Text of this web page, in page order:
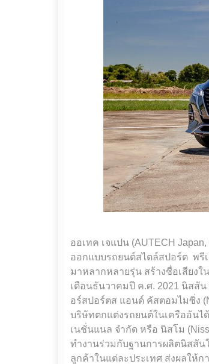
ออเทค เจแปน (AUTECH
ออกแบบรถยนต์สไตล์สปอร์ต พรี
มาหลากหลายรุ่น สร้างชื่อเสียง
เดือนธันวาคมปี ค.ศ. 2021 นิสสั
อร์สปอร์ตส แอนด์ คัสตอมไมซิ่ง
บริษัทตกแต่งรถยนต์ในเครืออันไ
เนชั่นแนล จำกัด หรือ นิสโม
ทำงานร่วมกับฐานการผลิตนิสสั
ลูกค้าในแต่ละประเทศ ส่งผลให้